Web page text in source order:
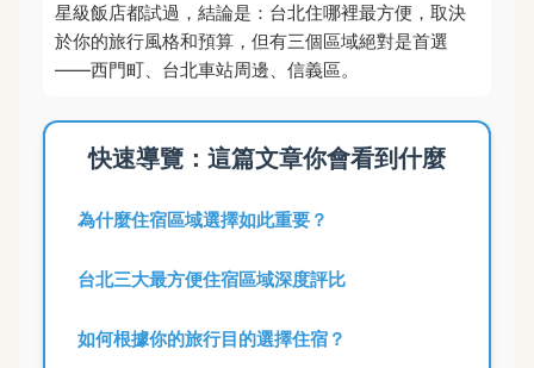
星級飯店都試過，結論是：台北住哪裡最方便，取決
於你的旅行風格和預算，但有三個區域絕對是首選
——西門町、台北車站周邊、信義區。
快速導覽：這篇文章你會看到什麼
為什麼住宿區域選擇如此重要？
台北三大最方便住宿區域深度評比
如何根據你的旅行目的選擇住宿？